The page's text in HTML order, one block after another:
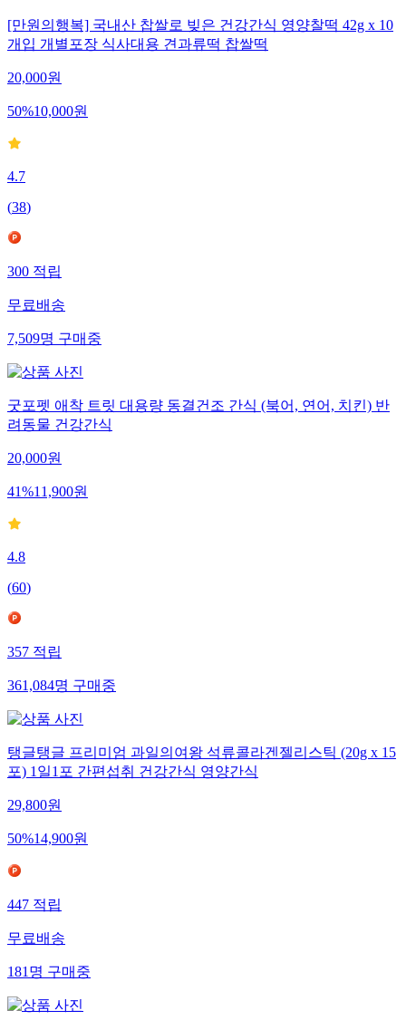
[만원의행복] 국내산 찹쌀로 빚은 건강간식 영양찰떡 42g x 10
개입 개별포장 식사대용 견과류떡 찹쌀떡
20,000원
50%10,000원
4.7
(38)
300적립
무료배송
7,509명구매중
굿포펫 애착 트릿 대용량 동결건조 간식 (북어, 연어, 치킨) 반
려동물 건강간식
20,000원
41%11,900원
4.8
(60)
357적립
361,084명구매중
탱글탱글 프리미엄 과일의여왕 석류콜라겐젤리스틱 (20g x 15
포) 1일1포 간편섭취 건강간식 영양간식
29,800원
50%14,900원
447적립
무료배송
181명구매중